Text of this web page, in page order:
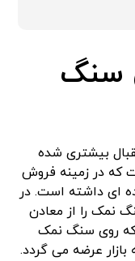
سنگ
بیشتری شده
که در زمینه فروش
ای داشته است. در
نمک را از معادن
روی سنگ نمک
عرضه می گردد.